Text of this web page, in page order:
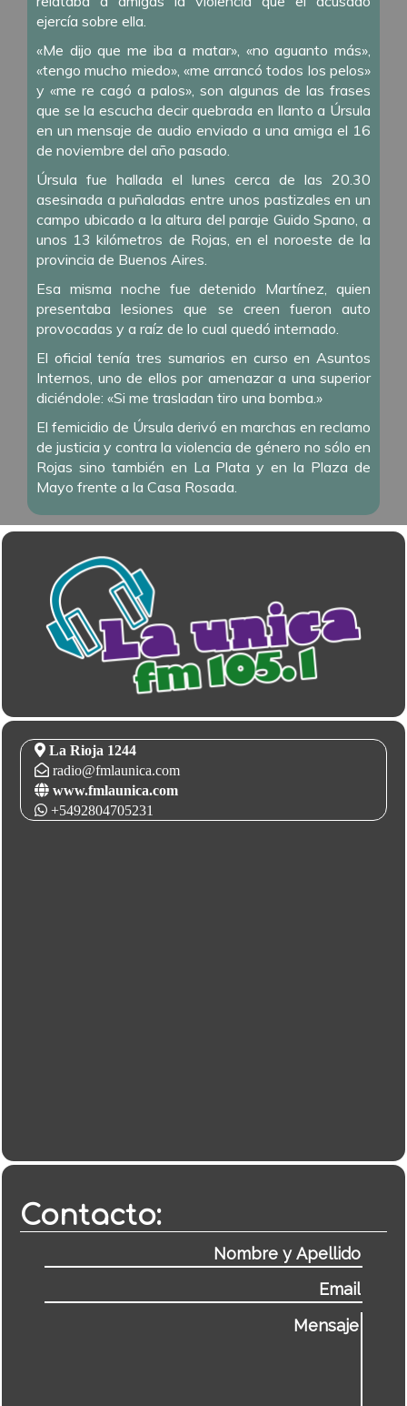
ejercía sobre ella.
«Me dijo que me iba a matar», «no aguanto más»,
«tengo mucho miedo», «me arrancó todos los pelos»
y «me re cagó a palos», son algunas de las frases
que se la escucha decir quebrada en llanto a Úrsula
en un mensaje de audio enviado a una amiga el 16
de noviembre del año pasado.
Úrsula fue hallada el lunes cerca de las 20.30
asesinada a puñaladas entre unos pastizales en un
campo ubicado a la altura del paraje Guido Spano, a
unos 13 kilómetros de Rojas, en el noroeste de la
provincia de Buenos Aires.
Esa misma noche fue detenido Martínez, quien
presentaba lesiones que se creen fueron auto
provocadas y a raíz de lo cual quedó internado.
El oficial tenía tres sumarios en curso en Asuntos
Internos, uno de ellos por amenazar a una superior
diciéndole: «Si me trasladan tiro una bomba.»
El femicidio de Úrsula derivó en marchas en reclamo
de justicia y contra la violencia de género no sólo en
Rojas sino también en La Plata y en la Plaza de
Mayo frente a la Casa Rosada.
La Rioja 1244
radio@fmlaunica.com
www.fmlaunica.com
+5492804705231
Contacto: